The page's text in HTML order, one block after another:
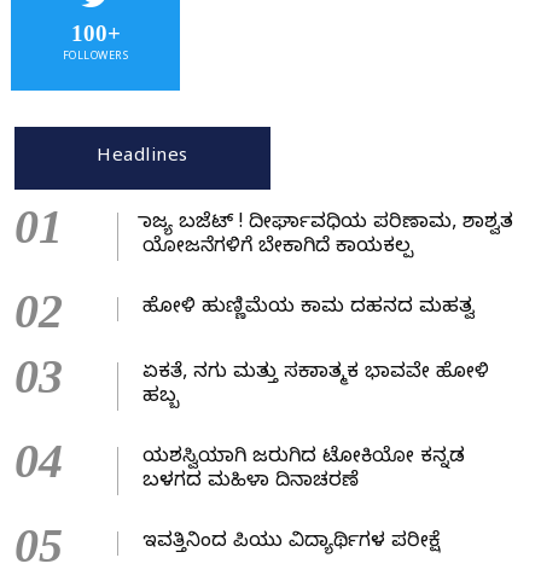
100+
FOLLOWERS
Headlines
01
ರಾಜ್ಯ ಬಜೆಟ್ ! ದೀರ್ಘಾವಧಿಯ ಪರಿಣಾಮ, ಶಾಶ್ವತ
ಯೋಜನೆಗಳಿಗೆ ಬೇಕಾಗಿದೆ ಕಾಯಕಲ್ಪ
02 ಹೋಳಿ ಹುಣ್ಣಿಮೆಯ ಕಾಮ ದಹನದ ಮಹತ್ವ
03
ಏಕತೆ, ನಗು ಮತ್ತು ಸಕಾರಾತ್ಮಕ ಭಾವವೇ ಹೋಳಿ
ಹಬ್ಬ
04
ಯಶಸ್ವಿಯಾಗಿ ಜರುಗಿದ ಟೋಕಿಯೋ ಕನ್ನಡ
ಬಳಗದ ಮಹಿಳಾ ದಿನಾಚರಣೆ
05 ಇವತ್ತಿನಿಂದ ಪಿಯು ವಿದ್ಯಾರ್ಥಿಗಳ ಪರೀಕ್ಷೆ